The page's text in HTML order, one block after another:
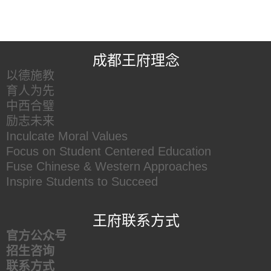
成都王府理念
以德施教
育人为先
中西合璧
励志未来
Inculcate Moral Values
Focus on Student Centered Education
Fuse Chinese & Western Approaches
Inspire Students to Succeed
王府联系方式
官方公众号
招生咨询
联系方式